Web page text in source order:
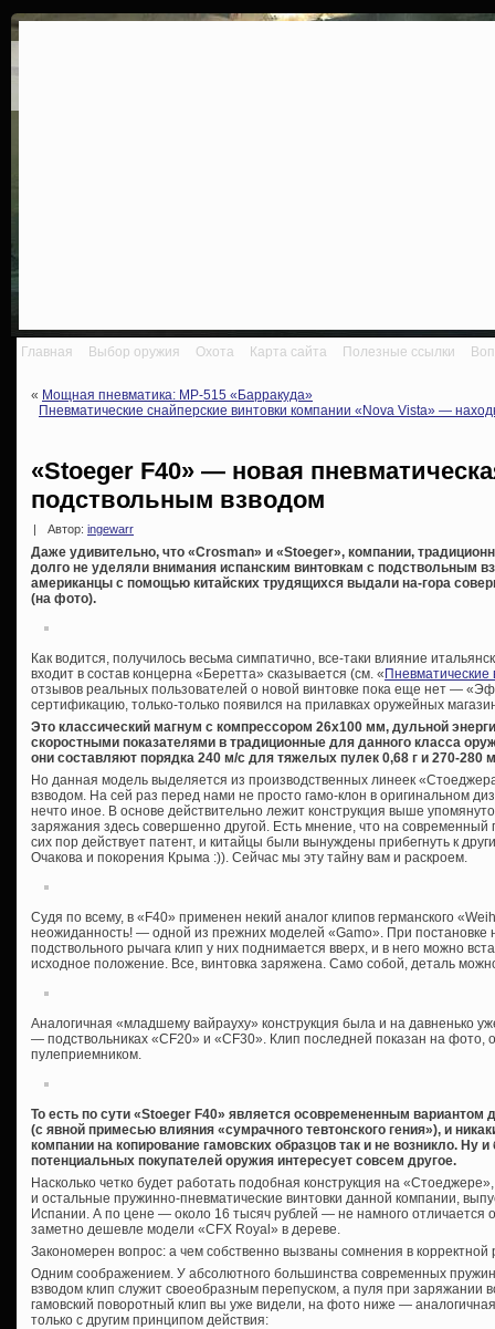
Главная Выбор оружия Охота Карта сайта Полезные ссылки
« Мощная пневматика: МР-515 «Барракуда»
Пневматические снайперские винтовки компании «Nova Vista» —
«Stoeger F40» — новая
подствольным взводом
| Автор: ingewarr
Даже удивительно, что «Crosman» и «Stoeger», компании,
долго не уделяли внимания испанским винтовкам с подствольным
американцы с помощью китайских трудящихся выдали на-гора
(на фото).
Как водится, получилось весьма симпатично, все-таки влияние
входит в состав концерна «Беретта» сказывается (см. «Пневматические
отзывов реальных пользователей о новой винтовке пока еще нет —
сертификацию, только-только появился на прилавках оружейных
Это классический магнум с компрессором 26х100 мм, дульной
скоростными показателями в традиционные для данного класса
они составляют порядка 240 м/с для тяжелых пулек 0,68 г и 270-280
Но данная модель выделяется из производственных линеек
взводом. На сей раз перед нами не просто гамо-клон в оригинальном
нечто иное. В основе действительно лежит конструкция выше
заряжания здесь совершенно другой. Есть мнение, что на
сих пор действует патент, и китайцы были вынуждены прибегнуть к
Очакова и покорения Крыма :)). Сейчас мы эту тайну вам и раскроем.
Судя по всему, в «F40» применен некий аналог клипов германского
неожиданность! — одной из прежних моделей «Gamo». При постановке
подствольного рычага клип у них поднимается вверх, и в него можно
исходное положение. Все, винтовка заряжена. Само собой, деталь
Аналогичная «младшему вайрауху» конструкция была и на давненько
— подствольниках «CF20» и «CF30». Клип последней показан на фото,
пулеприемником.
То есть по сути «Stoeger F40» является осовремененным вариантом
(с явной примесью влияния «сумрачного тевтонского гения»), и
компании на копирование гамовских образцов так и не возникло. Ну
потенциальных покупателей оружия интересует совсем другое.
Насколько четко будет работать подобная конструкция на
и остальные пружинно-пневматические винтовки данной компании,
Испании. А по цене — около 16 тысяч рублей — не намного отличается
заметно дешевле модели «CFX Royal» в дереве.
Закономерен вопрос: а чем собственно вызваны сомнения в
Одним соображением. У абсолютного большинства современных
взводом клип служит своеобразным перепуском, а пуля при заряжании
гамовский поворотный клип вы уже видели, на фото ниже —
только с другим принципом действия: